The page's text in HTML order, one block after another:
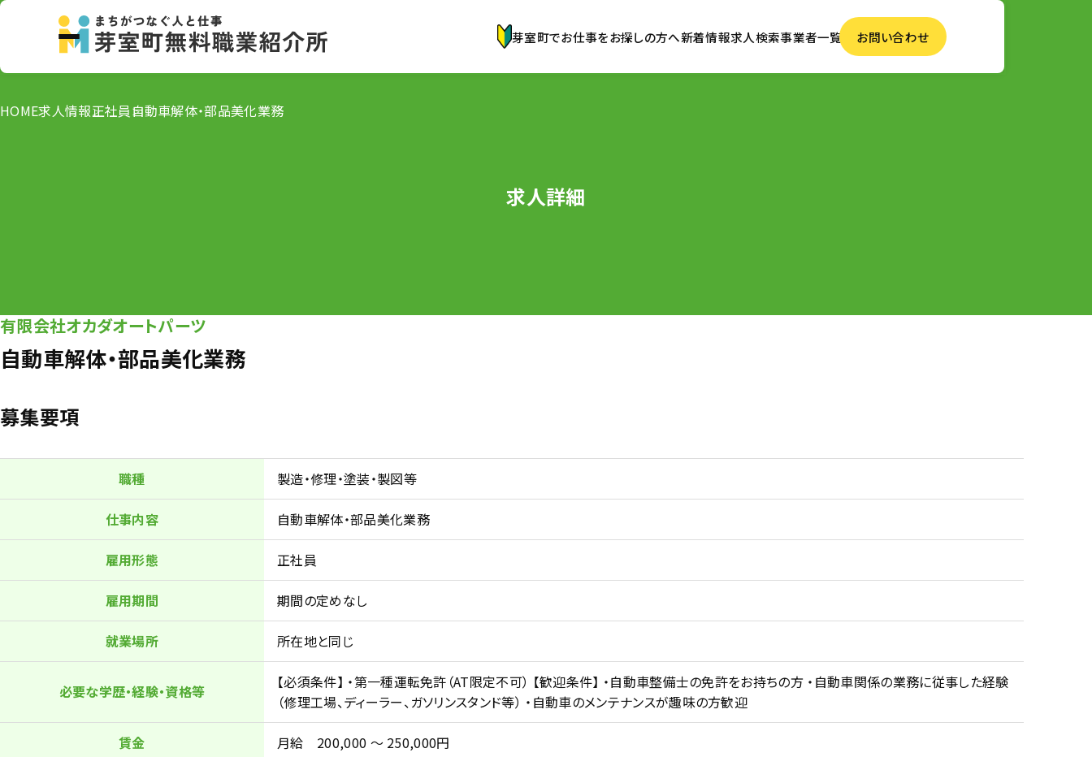
芽室町でお仕事をお探しの方へ新着情報求人検索事業者一覧 お問い合わせ
HOME求人情報正社員自動車解体・部品美化業務
求人詳細
有限会社オカダオートパーツ
自動車解体・部品美化業務
募集要項
職種 製造・修理・塗装・製図等
仕事内容 自動車解体・部品美化業務
雇用形態 正社員
雇用期間 期間の定めなし
就業場所 所在地と同じ
必要な学歴・経験・資格等
【必須条件】 ・第一種運転免許（AT限定不可） 【歓迎条件】 ・自動車整備士の免許をお持ちの方 ・自動車関係の業務に従事した経験
（修理工場、ディーラー、ガソリンスタンド等） ・自動車のメンテナンスが趣味の方歓迎
賃金 月給 200,000 ～ 250,000円